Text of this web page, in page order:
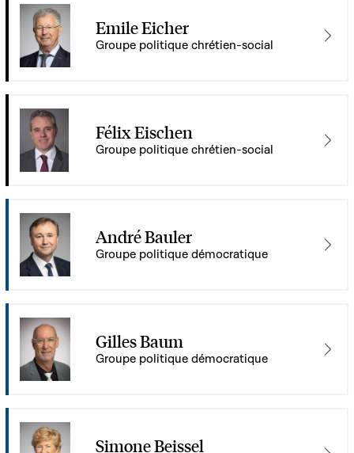
Emile Eicher
Groupe politique chrétien-social
Félix Eischen
Groupe politique chrétien-social
André Bauler
Groupe politique démocratique
Gilles Baum
Groupe politique démocratique
Simone Beissel